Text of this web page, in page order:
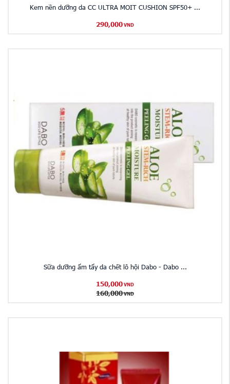
​Kem nền dưỡng da CC ULTRA MOIT CUSHION SPF50+ ...
290,000 VND
Sữa dưỡng ẩm tẩy da chết lô hội Dabo - Dabo ...
150,000 VND
160,000 VND